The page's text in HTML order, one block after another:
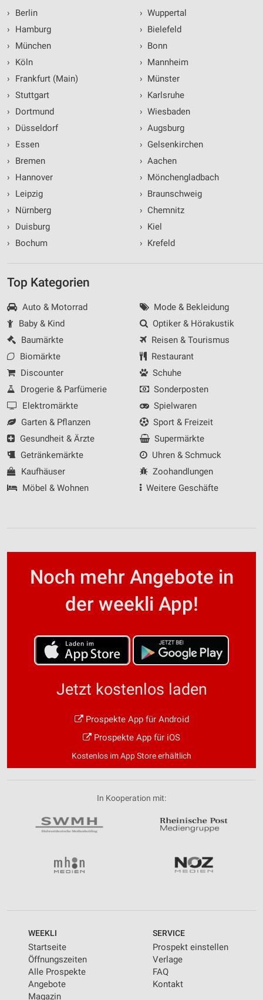
›
Berlin
›
Hamburg
›
München
›
Köln
›
Frankfurt (Main)
› Stuttgart
›
Dortmund
›
Düsseldorf
›
Essen
›
Bremen
›
Hannover
›
Leipzig
›
Nürnberg
›
Duisburg
›
Bochum
› Wuppertal
› Bielefeld
› Bonn
› Mannheim
› Münster
› Karlsruhe
› Wiesbaden
› Augsburg
› Gelsenkirchen
› Aachen
› Mönchengladbach
› Braunschweig
› Chemnitz
› Kiel
› Krefeld
Top Kategorien
Auto & Motorrad
Baby & Kind
Baumärkte
Biomärkte
Discounter
Drogerie & Parfümerie
Elektromärkte
Garten & Pflanzen
Gesundheit & Ärzte
Getränkemärkte
Kaufhäuser
Möbel & Wohnen
Mode & Bekleidung
Optiker & Hörakustik
Reisen & Tourismus
Restaurant
Schuhe
Sonderposten
Spielwaren
Sport & Freizeit
Supermärkte
Uhren & Schmuck
Zoohandlungen
Weitere Geschäfte
Noch mehr Angebote in
der weekli App!
Jetzt kostenlos laden
Prospekte App für Android
Prospekte App für iOS
Kostenlos im App Store erhältlich
In Kooperation mit:
WEEKLI
Startseite
Öffnungszeiten
Alle Prospekte
Angebote
Magazin
SERVICE
Prospekt einstellen
Verlage
FAQ
Kontakt